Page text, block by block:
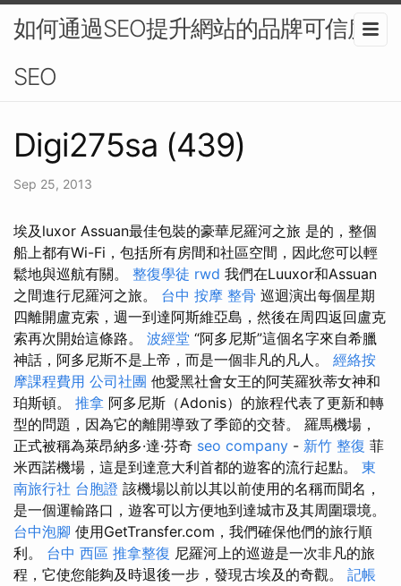
如何通過SEO提升網站的品牌可信度-
SEO
Digi275sa (439)
Sep 25, 2013
埃及luxor Assuan最佳包裝的豪華尼羅河之旅 是的，整個
船上都有Wi-Fi，包括所有房間和社區空間，因此您可以輕
鬆地與巡航有關。 整復學徒 rwd 我們在Luuxor和Assuan
之間進行尼羅河之旅。 台中 按摩 整骨 巡迴演出每個星期
四離開盧克索，週一到達阿斯維亞島，然後在周四返回盧克
索再次開始這條路。 波經堂 “阿多尼斯”這個名字來自希臘
神話，阿多尼斯不是上帝，而是一個非凡的凡人。 經絡按
摩課程費用 公司社團 他愛黑社會女王的阿芙羅狄蒂女神和
珀斯頓。 推拿 阿多尼斯（Adonis）的旅程代表了更新和轉
型的問題，因為它的離開導致了季節的交替。 羅馬機場，
正式被稱為萊昂納多·達·芬奇 seo company - 新竹 整復 菲
米西諾機場，這是到達意大利首都的遊客的流行起點。 東
南旅行社 台胞證 該機場以前以其以前使用的名稱而聞名，
是一個運輸路口，遊客可以方便地到達城市及其周圍環境。
台中泡腳 使用GetTransfer.com，我們確保他們的旅行順
利。 台中 西區 推拿整復 尼羅河上的巡遊是一次非凡的旅
程，它使您能夠及時退後一步，發現古埃及的奇觀。 記帳